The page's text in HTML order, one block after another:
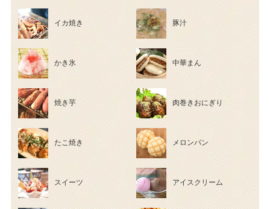
イカ焼き 豚汁
かき氷 中華まん
焼き芋 肉巻きおにぎり
たこ焼き メロンパン
スイーツ アイスクリーム